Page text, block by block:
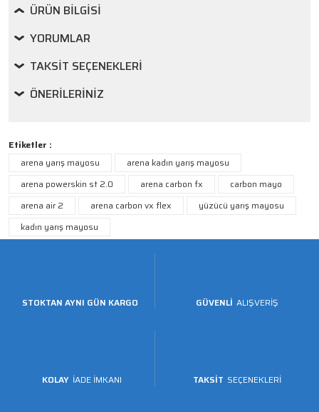
ÜRÜN BILGISI
YORUMLAR
TAKSIT SEÇENEKLERI
ÖNERILERINIZ
Etiketler :
arena yarış mayosu
arena kadın yarış mayosu
arena powerskin st 2.0
arena carbon fx
carbon mayo
arena air 2
arena carbon vx flex
yüzücü yarış mayosu
kadın yarış mayosu
STOKTAN AYNI GÜN KARGO GÜVENLİ ALIŞVERİŞ
KOLAY İADE İMKANI TAKSİT SEÇENEKLERİ